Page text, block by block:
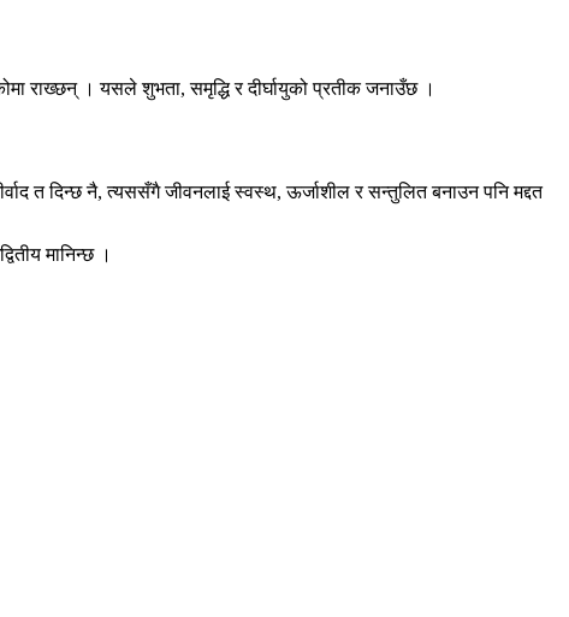
राख्छन् । यसले शुभता, समृद्धि र दीर्घायुको प्रतीक जनाउँछ ।
त दिन्छ नै, त्यससँगै जीवनलाई स्वस्थ, ऊर्जाशील र सन्तुलित बनाउन पनि मद्दत
मानिन्छ ।